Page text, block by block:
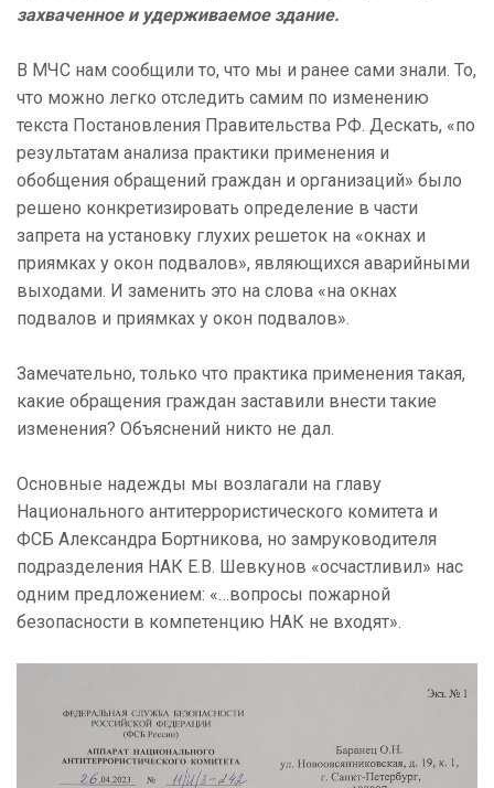
захваченное и удерживаемое здание.
В МЧС нам сообщили то, что мы и ранее сами знали. То,
что можно легко отследить самим по изменению
текста Постановления Правительства РФ. Дескать, «по
результатам анализа практики применения и
обобщения обращений граждан и организаций» было
решено конкретизировать определение в части
запрета на установку глухих решеток на «окнах и
приямках у окон подвалов», являющихся аварийными
выходами. И заменить это на слова «на окнах
подвалов и приямках у окон подвалов».
Замечательно, только что практика применения такая,
какие обращения граждан заставили внести такие
изменения? Объяснений никто не дал.
Основные надежды мы возлагали на главу
Национального антитеррористического комитета и
ФСБ Александра Бортникова, но замруководителя
подразделения НАК Е.В. Шевкунов «осчастливил» нас
одним предложением: «…вопросы пожарной
безопасности в компетенцию НАК не входят».